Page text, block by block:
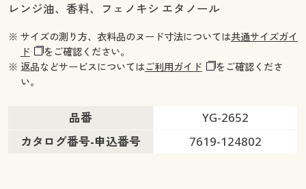
レンジ油、香料、フェノキシ エタノール
※ サイズの測り方、衣料品のヌード寸法については共通サイズガイ
ド
をご確認ください。
※ 返品などサービスについてはご利用ガイド
をご確認くださ
い。
品番
YG-2652
カタログ番号-申込番号
7619-124802